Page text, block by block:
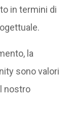
in termini di
la
sono valori
nostro